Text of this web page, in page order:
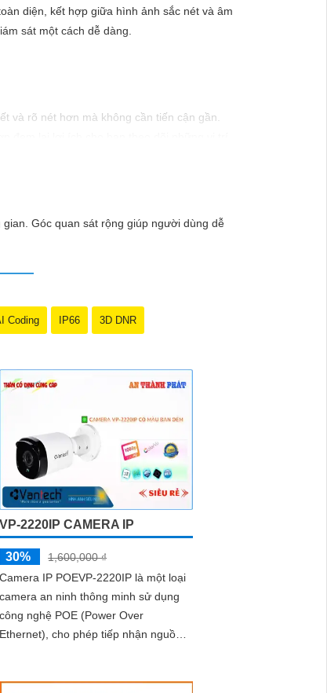
diện, kết hợp giữa hình ảnh sắc nét và âm
sát một cách dễ dàng.
và rõ nét hơn mà không cần tiến cận gần.
gian một cách hoàn toàn tự động.
Góc quan sát rộng giúp người dùng dễ
Coding IP66 3D DNR
VP-2220IP CAMERA IP
30%
1,600,000 ₫
Camera IP POEVP-2220IP là một loại
camera an ninh thông minh sử dụng
công nghệ POE (Power Over
Ethernet), cho phép tiếp nhận nguồn